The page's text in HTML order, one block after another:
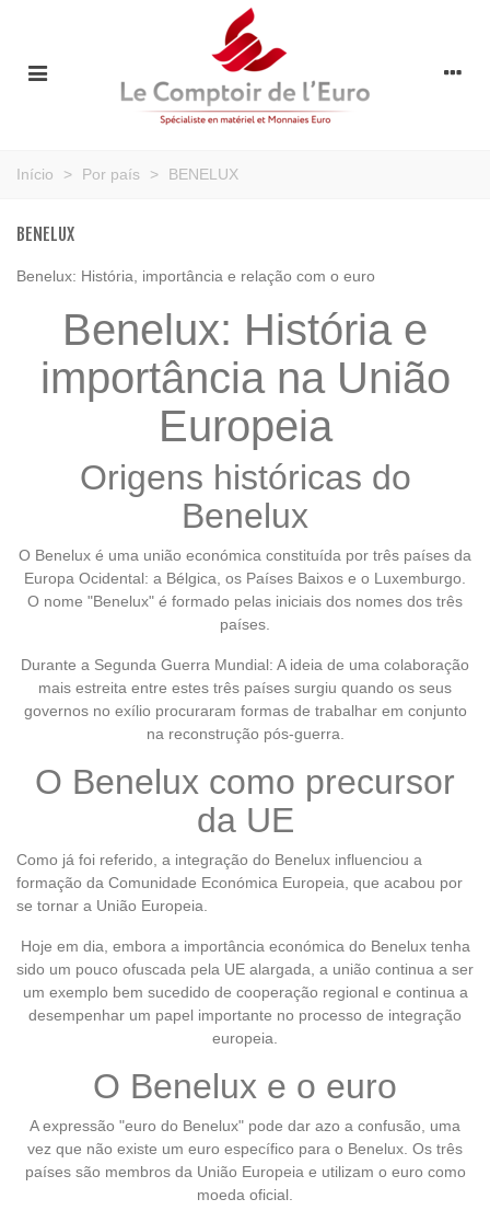
Início > Por país > BENELUX
BENELUX
Benelux: História, importância e relação com o euro
Benelux: História e
importância na União
Europeia
Origens históricas do
Benelux
O Benelux é uma união económica constituída por três países da
Europa Ocidental: a Bélgica, os Países Baixos e o Luxemburgo.
O nome "Benelux" é formado pelas iniciais dos nomes dos três
países.
Durante a Segunda Guerra Mundial: A ideia de uma colaboração
mais estreita entre estes três países surgiu quando os seus
governos no exílio procuraram formas de trabalhar em conjunto
na reconstrução pós-guerra.
O Benelux como precursor
da UE
Como já foi referido, a integração do Benelux influenciou a
formação da Comunidade Económica Europeia, que acabou por
se tornar a União Europeia.
Hoje em dia, embora a importância económica do Benelux tenha
sido um pouco ofuscada pela UE alargada, a união continua a ser
um exemplo bem sucedido de cooperação regional e continua a
desempenhar um papel importante no processo de integração
europeia.
O Benelux e o euro
A expressão "euro do Benelux" pode dar azo a confusão, uma
vez que não existe um euro específico para o Benelux. Os três
países são membros da União Europeia e utilizam o euro como
moeda oficial.